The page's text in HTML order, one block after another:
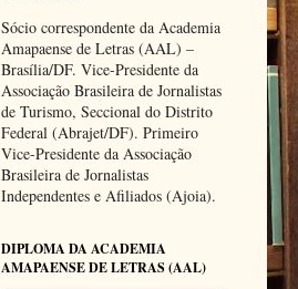
Sócio correspondente da Academia
Amapaense de Letras (AAL) –
Brasília/DF. Vice-Presidente da
Associação Brasileira de Jornalistas
de Turismo, Seccional do Distrito
Federal (Abrajet/DF). Primeiro
Vice-Presidente da Associação
Brasileira de Jornalistas
Independentes e Afiliados (Ajoia).
DIPLOMA DA ACADEMIA
AMAPAENSE DE LETRAS (AAL)